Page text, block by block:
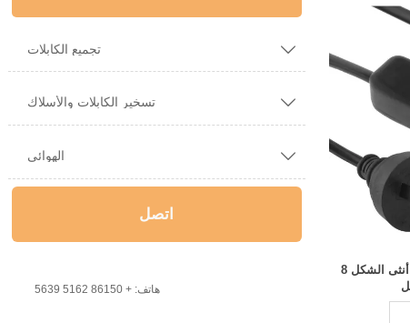
تجميع الكابلات 
تسخير الكابلات والأسلاك 
الهوائي 
اتصل
هاتف: + 86150 5162 5639
1.2 متر ذكر 2 دبوس التوصيل إلى أنثى الشكل 8